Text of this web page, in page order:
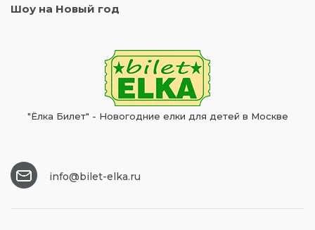
Шоу на Новый год
"Ёлка Билет" - Новогодние елки для детей в Москве
info@bilet-elka.ru